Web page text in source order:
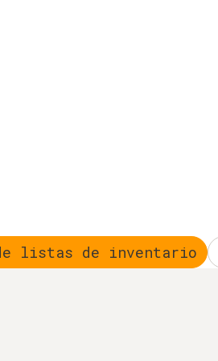
listas de inventario